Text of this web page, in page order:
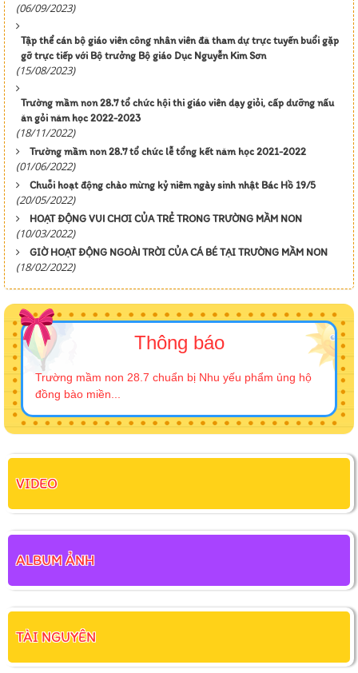
(06/09/2023)
Tập thể cán bộ giáo viên công nhân viên đã tham dự trực tuyến buổi gặp
gỡ trực tiếp với Bộ trưởng Bộ giáo Dục Nguyễn Kim Sơn
(15/08/2023)
Trường mầm non 28.7 tổ chức hội thi giáo viên dạy giỏi, cấp dưỡng nấu
ăn gỏi năm học 2022-2023
(18/11/2022)
Trường mầm non 28.7 tổ chức lễ tổng kết năm học 2021-2022
(01/06/2022)
Chuỗi hoạt động chào mừng kỷ niêm ngày sinh nhật Bác Hồ 19/5
(20/05/2022)
HOẠT ĐỘNG VUI CHƠI CỦA TRẺ TRONG TRƯỜNG MẦM NON
(10/03/2022)
GIỜ HOẠT ĐỘNG NGOÀI TRỜI CỦA CÁ BÉ TẠI TRƯỜNG MẦM NON
(18/02/2022)
Thông báo
Trường mầm non 28.7 chuẩn bị Nhu yếu phẩm ủng hộ
đồng bào miền...
VIDEO
ALBUM ẢNH
TÀI NGUYÊN